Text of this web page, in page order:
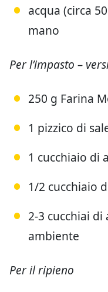
acqua (circa
mano
Per l’impasto –
250 g Farina
1 pizzico di
1 cucchiaio di
1/2 cucchiaio
2-3 cucchiai
ambiente
Per il ripieno